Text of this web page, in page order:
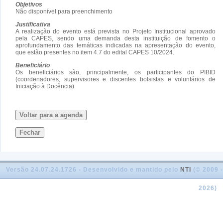
Objetivos
Não disponível para preenchimento
Justificativa
A realização do evento está prevista no Projeto Institucional aprovado
pela CAPES, sendo uma demanda desta instituição de fomento o
aprofundamento das temáticas indicadas na apresentação do evento,
que estão presentes no item 4.7 do edital CAPES 10/2024.
Beneficiário
Os beneficiários são, principalmente, os participantes do PIBID
(coordenadores, supervisores e discentes bolsistas e voluntários de
Iniciação à Docência).
Voltar para a agenda
Fechar
Versão 24.07.24.1726 - Desenvolvido e mantido pelo NTI (© 2009 -
2026)